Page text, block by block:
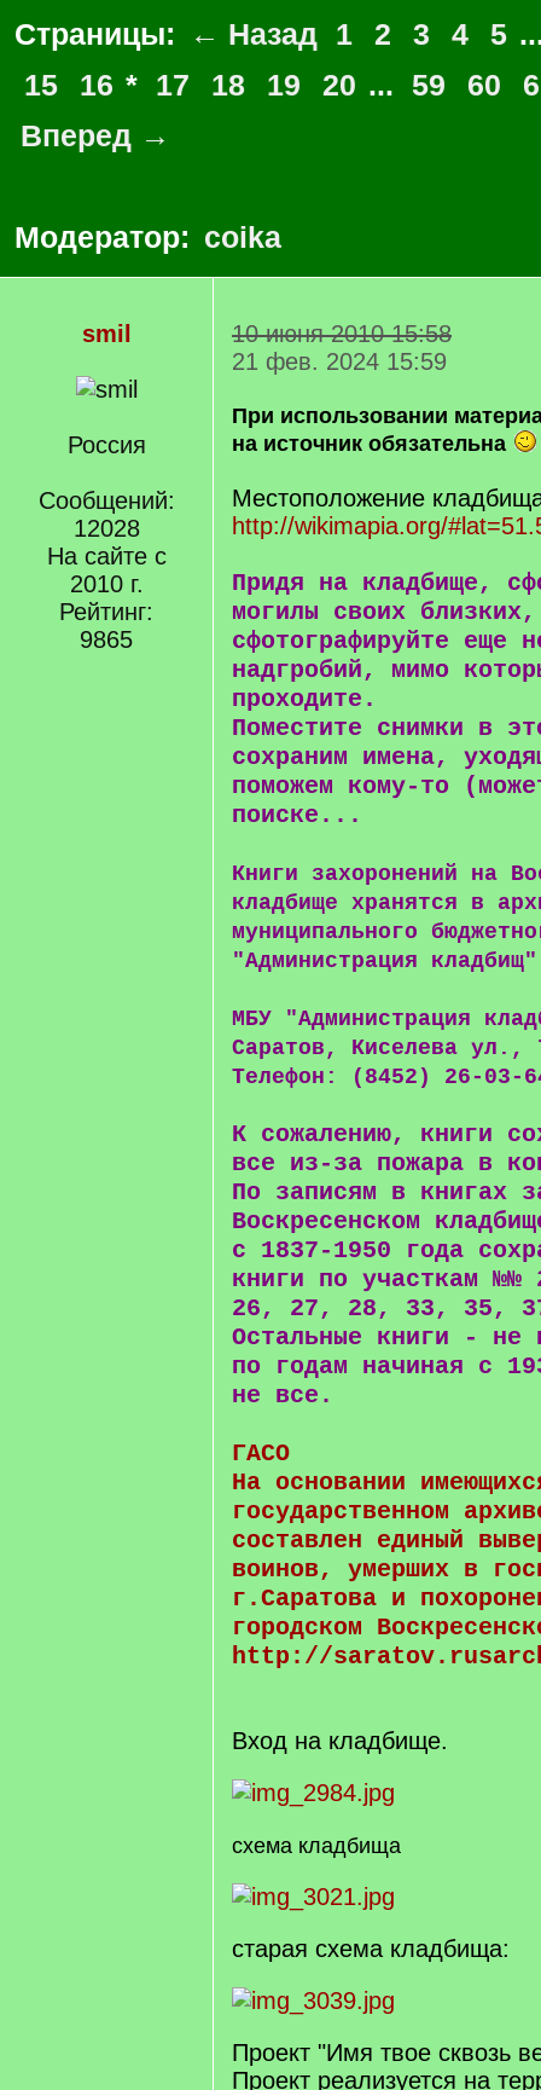
Страницы: ← Назад 1 2 3 4 5
15
16 * 17 18 19 20 ... 59 60
Вперед →
Модератор: coika
smil
Россия
Сообщений:
12028
На сайте с
2010 г.
Рейтинг:
9865
10 июня 2010 15:58
21 фев. 2024 15:59
При использовании
на источник обязательна
Местоположение
http://wikimapia.org/
Придя на кладбище,
могилы своих близких,
сфотографируйте еще
надгробий, мимо
проходите.
Поместите снимки в
сохраним имена,
поможем кому-то
поиске...
Книги захоронений на
кладбище хранятся в
муниципального
"Администрация
МБУ "Администрация
Саратов, Киселева ул.,
Телефон: (8452) 26-03-
К сожалению, книги
все из-за пожара в
По записям в книгах
Воскресенском
с 1837-1950 года
книги по участкам
26, 27, 28, 33, 35,
Остальные книги - не
по годам начиная с
не все.
ГАСО
На основании
государственном
составлен единый
воинов, умерших в
г.Саратова и
городском
http://
Вход на кладбище.
схема кладбища
старая схема кладбища:
Проект "Имя твое сквозь
Проект реализуется на